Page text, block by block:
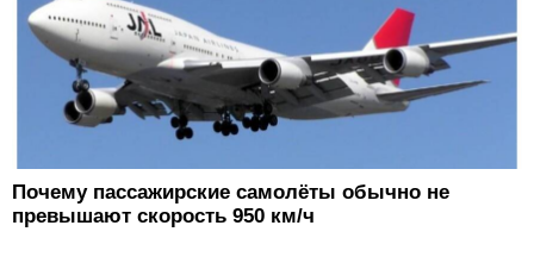
Почему пассажирские самолёты обычно не
превышают скорость 950 км/ч